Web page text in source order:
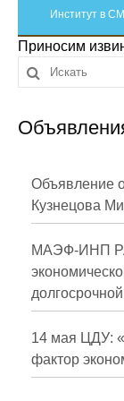
Публикации
Научная
О
Институт в
Приносим
Объявление
Кузнецова
МАЭФ-ИНП
14 мая ЦДУ:
фактор